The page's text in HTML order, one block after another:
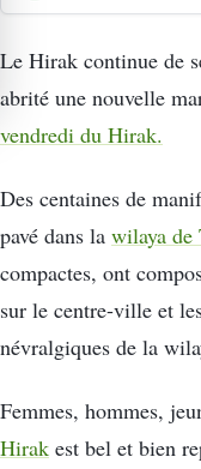
Le Hirak continue de
abrité une nouvelle
vendredi du Hirak.
Des centaines de
pavé dans la wilaya
compactes, ont
sur le centre-ville et
névralgiques de la
Femmes, hommes,
Hirak est bel et bien